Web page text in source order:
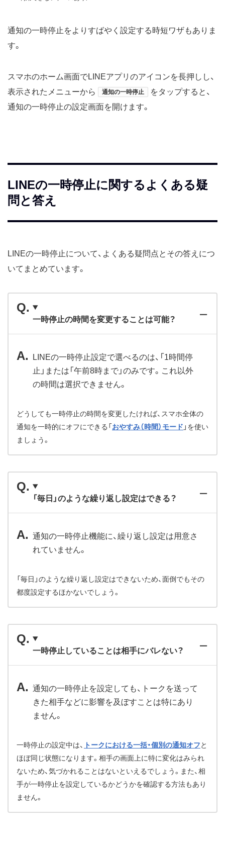
通知の一時停止をよりすばやく設定する時短ワザもありま
す。
スマホのホーム画面でLINEアプリのアイコンを長押しし、
表示されたメニューから
通知の一時停止
をタップすると、
通知の一時停止の設定画面を開けます。
LINEの一時停止に関するよくある疑
問と答え
LINEの一時停止について、よくある疑問点とその答えにつ
いてまとめています。
一時停止の時間を変更することは可能？
LINEの一時停止設定で選べるのは、「1時間停
止」または「午前8時まで」のみです。これ以外
の時間は選択できません。
どうしても一時停止の時間を変更したければ、スマホ全体の
通知を一時的にオフにできる「おやすみ（時間）モード 」を使い
ましょう。
「毎日」のような繰り返し設定はできる？
通知の一時停止機能に、繰り返し設定は用意さ
れていません。
「毎日」のような繰り返し設定はできないため、面倒でもその
都度設定するほかないでしょう。
一時停止していることは相手にバレない？
通知の一時停止を設定しても、トークを送って
きた相手などに影響を及ぼすことは特にあり
ません。
一時停止の設定中は、 トークにおける一括・個別の通知オフと
ほぼ同じ状態になります。相手の画面上に特に変化はみられ
ないため、気づかれることはないといえるでしょう。また、相
手が一時停止を設定しているかどうかを確認する方法もあり
ません。